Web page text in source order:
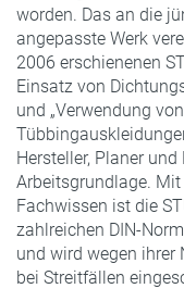
worden. Das an die
angepasste Werk
2006 erschienenen
Einsatz von
und „Verwendung
Hersteller, Planer
Arbeitsgrundlage.
Fachwissen ist die
zahlreichen DIN-
und wird wegen
bei Streitfällen